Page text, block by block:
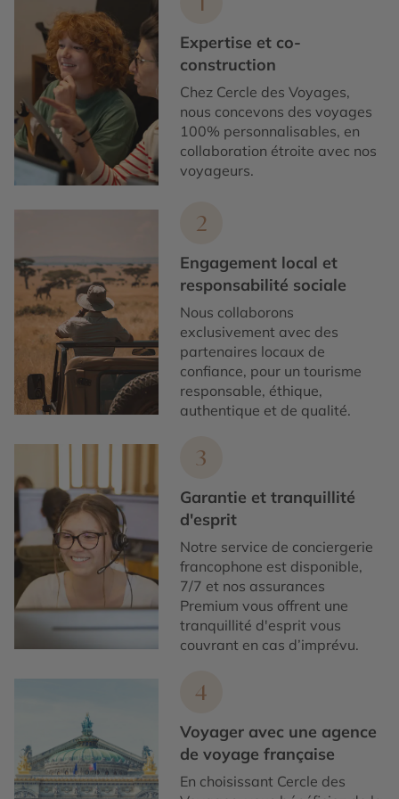
et mars, les températures remontent avec un
thermomètre moyen aux alentours de 26°.
Expertise et co-
construction
Chez Cercle des Voyages,
nous concevons des voyages
100% personnalisables, en
collaboration étroite avec nos
voyageurs.
2
Engagement local et
responsabilité sociale
Nous collaborons
exclusivement avec des
partenaires locaux de
confiance, pour un tourisme
responsable, éthique,
authentique et de qualité.
3
Garantie et tranquillité
d'esprit
Notre service de conciergerie
francophone est disponible,
7/7 et nos assurances
Premium vous offrent une
tranquillité d'esprit vous
couvrant en cas d’imprévu.
4
Voyager avec une agence
de voyage française
En choisissant Cercle des